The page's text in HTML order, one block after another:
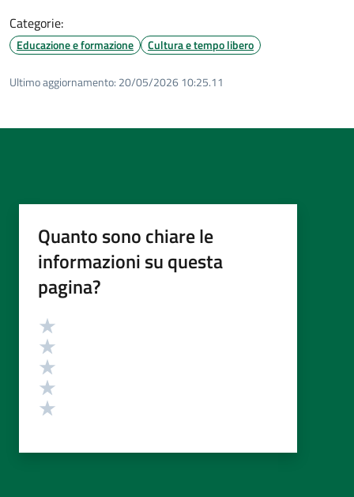
Categorie:
Educazione e formazione Cultura e tempo libero
Ultimo aggiornamento: 20/05/2026 10:25.11
Quanto sono chiare le
informazioni su questa
pagina?
Valutazione